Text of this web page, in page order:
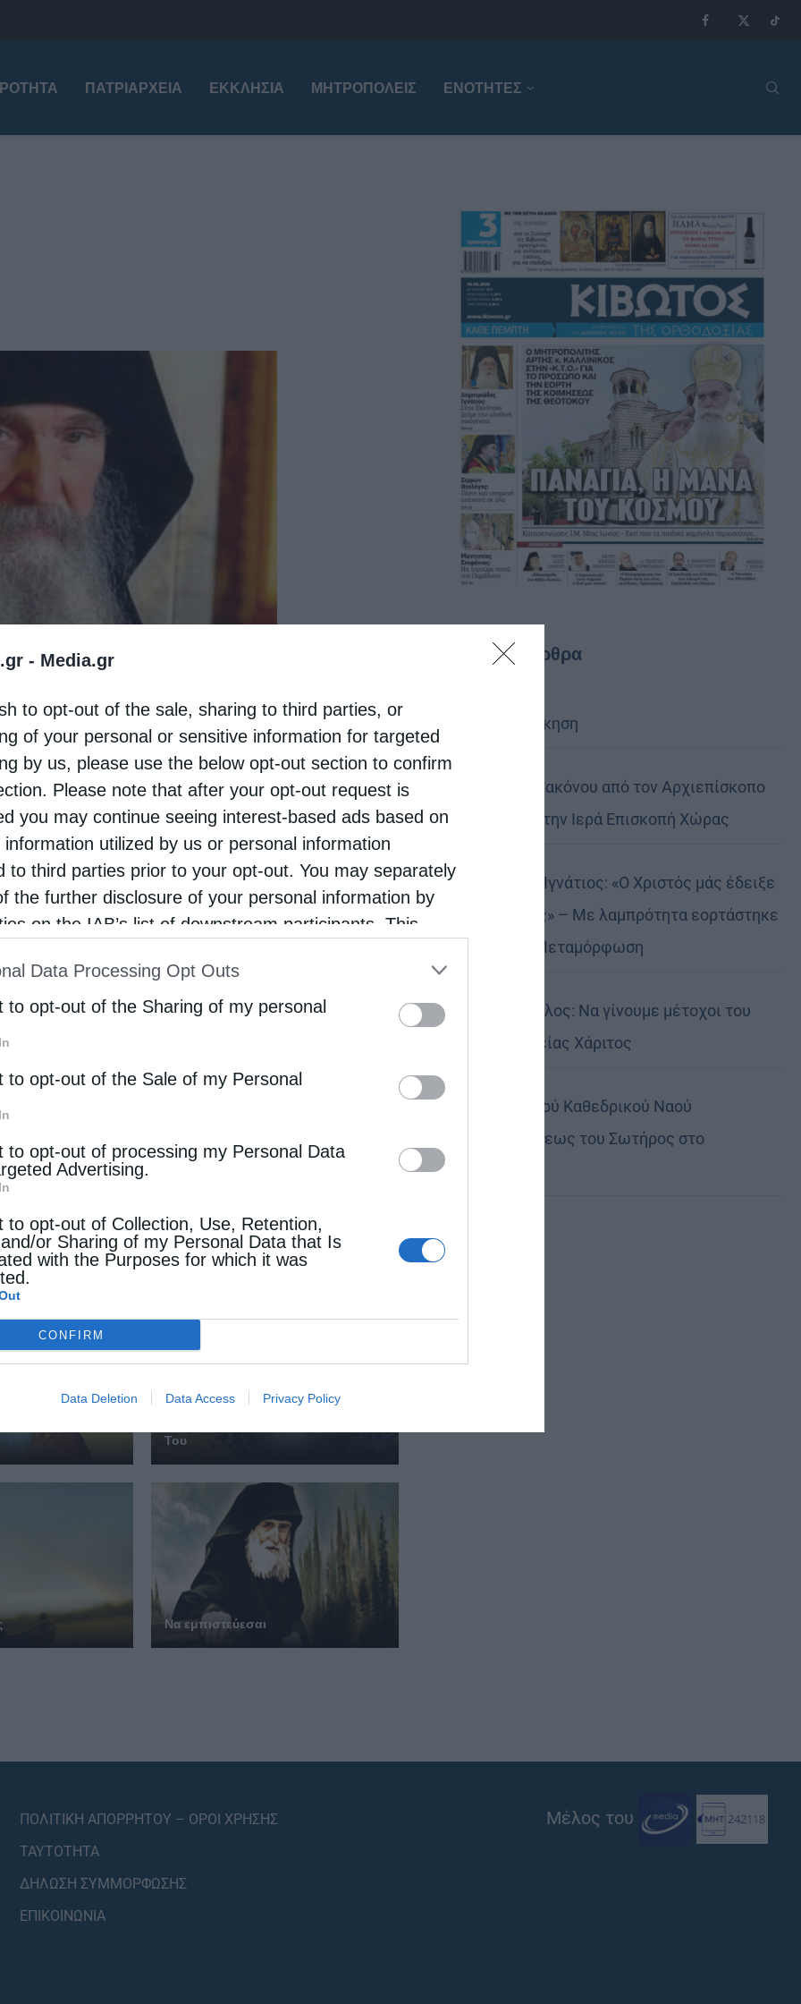
- Media.gr
to opt-out of the sale, sharing to third parties, or
of your personal or sensitive information for targeted
by us, please use the below opt-out section to confirm
Please note that after your opt-out request is
you may continue seeing interest-based ads based on
information utilized by us or personal information
to third parties prior to your opt-out. You may separately
the further disclosure of your personal information by
on the IAB’s list of downstream participants. This
of Downstream Participantsthat may further disclose it to
parties.
Data Processing Opt Outs
to opt-out of the Sharing of my personal
to opt-out of the Sale of my Personal
to opt-out of processing my Personal Data
Advertising.
to opt-out of Collection, Use, Retention,
or Sharing of my Personal Data that Is
with the Purposes for which it was
CONFIRM
Data Deletion Data Access Privacy Policy
ΠΑΤΡΙΑΡΧΕΊΑ ΕΚΚΛΗΣΊΑ ΜΗΤΡΟΠΌΛΕΙΣ ΕΝΟΤΗΤΕΣ
ο άνθρωπος της αμαρτίας αγαπά μόνο
του. Αλλά αυτό συνιστά τη μεγαλύτερη
του ανθρώπου.
μάς έδωσε ακριβώς τη χαρισματική αυτή
γινόμενοι κι εμείς σαν Εκείνον.
ένταση και σε μεγαλύτερη ενεργητική
Και για να το πούμε αλλιώς: ο πιστός αυτός
«εν σαρκί περιπολών Θεός».
ΕΠΙΣΗΣ
Του
Να εμπιστεύεσαι
Τελευταία άρθρα
Κακό και εκδίκηση
Χειροτονία Διακόνου από τον Αρχιεπίσκοπο
Αυστραλίας στην Ιερά Επισκοπή Χώρας
Δημητριάδος Ιγνάτιος: «Ο Χριστός μάς έδειξε
το μέλλον μας» – Με λαμπρότητα εορτάστηκε
στον Βόλο η Μεταμόρφωση
Κορίνθου Παύλος: Να γίνουμε μέτοχοι του
φωτός της Θείας Χάριτος
Πανήγυρη Ιερού Καθεδρικού Ναού
Μεταμορφώσεως του Σωτήρος στο
Αρκαλοχώρι
ΠΟΛΙΤΙΚΗ ΑΠΟΡΡΗΤΟΥ – ΟΡΟΙ ΧΡΗΣΗΣ
ΤΑΥΤΟΤΗΤΑ
ΔΗΛΩΣΗ ΣΥΜΜΟΡΦΩΣΗΣ
ΕΠΙΚΟΙΝΩΝΙΑ
Μέλος του